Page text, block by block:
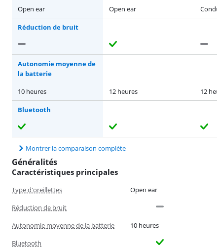
Open ear
Open ear
Réduction de bruit
Autonomie moyenne de
la batterie
10 heures
12 heures 12
Bluetooth
Montrer la comparaison complète
Généralités
Caractéristiques principales
Type d'oreillettes
Open ear
Réduction de bruit
Autonomie moyenne de la batterie
10 heures
Bluetooth